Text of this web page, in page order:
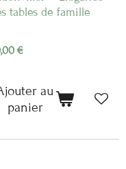
tables de famille
€
au
panier